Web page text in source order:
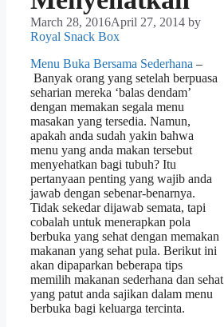
March 28, 2016April 27, 2014 by
Royal Snack Box
Menu Buka Bersama Sederhana –
Banyak orang yang setelah berpuasa
seharian mereka ‘balas dendam’
dengan memakan segala menu
masakan yang tersedia. Namun,
apakah anda sudah yakin bahwa
menu yang anda makan tersebut
menyehatkan bagi tubuh? Itu
pertanyaan penting yang wajib anda
jawab dengan sebenar-benarnya.
Tidak sekedar dijawab semata, tapi
cobalah untuk menerapkan pola
berbuka yang sehat dengan memakan
makanan yang sehat pula. Berikut ini
akan dipaparkan beberapa tips
memilih makanan sederhana dan sehat
yang patut anda sajikan dalam menu
berbuka bagi keluarga tercinta.